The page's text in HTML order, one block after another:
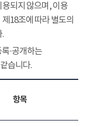
되지 않으며, 이용
18조에 따라 별도의
.
·공개하는
습니다.
항목